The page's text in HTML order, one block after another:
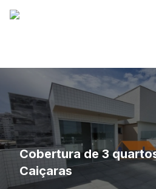
Cobertura de 3
Caiçaras